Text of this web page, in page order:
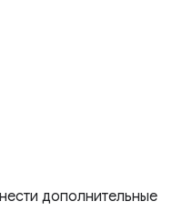
дополнительные